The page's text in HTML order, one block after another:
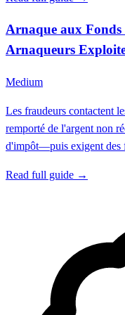
Arnaque aux Fonds
Arnaqueurs
Medium
Les fraudeurs contactent
remporté de l'argent non
d'impôt—puis exigent des
Read full guide →